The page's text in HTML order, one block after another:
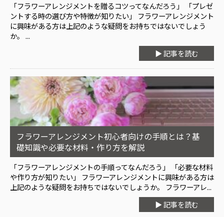
「フラワーアレンジメントを贈るコツってなんだろう」 「プレゼ
ントする時の選び方や特徴が知りたい」 フラワーアレンジメント
に興味がある方は上記のような疑問をお持ちではないでしょう
か。 ...
▶ 記事を読む
フラワーアレンジメント初心者向けの手順とは？基
礎知識や必要な材料・作り方を解説
「フラワーアレンジメントの手順ってなんだろう」 「必要な材料
や作り方が知りたい」 フラワーアレンジメントに興味がある方は
上記のような疑問をお持ちではないでしょうか。 フラワーアレ...
▶ 記事を読む